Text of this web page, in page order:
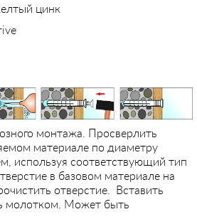
цинк
монтажа. Просверлить
материале по диаметру
используя соответствующий тип
в базовом материале на
отверстие. Вставить
молотком. Может быть